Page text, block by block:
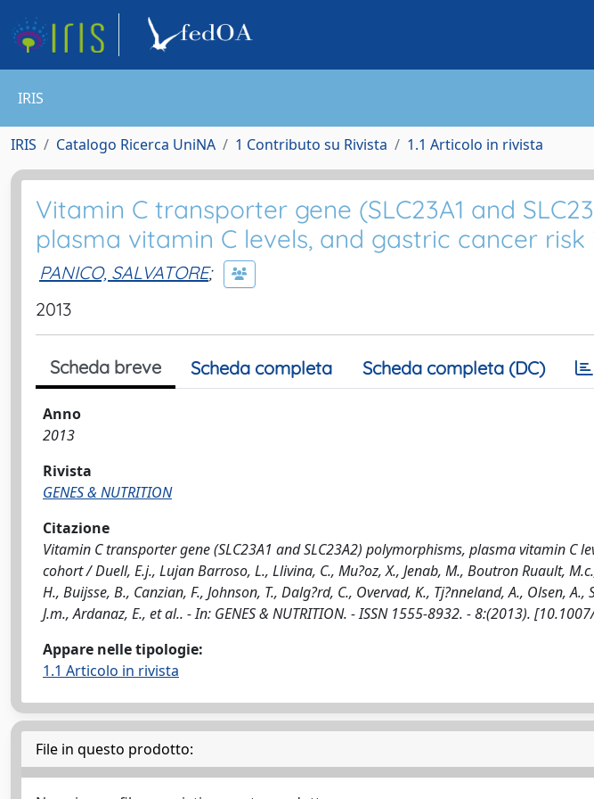
IRIS
IRIS Catalogo Ricerca UniNA 1 Contributo su Rivista 1.1 Articolo in rivista
Vitamin C transporter gene (SLC23A1 and
plasma vitamin C levels, and gastric cancer risk
PANICO, SALVATORE;
2013
Scheda breve Scheda completa Scheda completa (DC)
Anno
2013
Rivista
GENES & NUTRITION
Citazione
Vitamin C transporter gene (SLC23A1 and SLC23A2) polymorphisms, plasma vitamin C
cohort / Duell, E.j., Lujan Barroso, L., Llivina, C., Mu?oz, X., Jenab, M., Boutron Ruault,
H., Buijsse, B., Canzian, F., Johnson, T., Dalg?rd, C., Overvad, K., Tj?nneland, A., Olsen, A.,
J.m., Ardanaz, E., et al.. - In: GENES & NUTRITION. - ISSN 1555-8932. - 8:(2013).
Appare nelle tipologie:
1.1 Articolo in rivista
File in questo prodotto: